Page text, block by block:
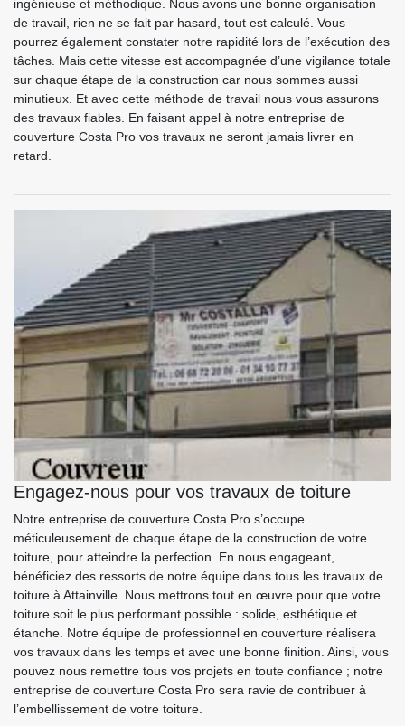
ingénieuse et méthodique. Nous avons une bonne organisation
de travail, rien ne se fait par hasard, tout est calculé. Vous
pourrez également constater notre rapidité lors de l’exécution des
tâches. Mais cette vitesse est accompagnée d’une vigilance totale
sur chaque étape de la construction car nous sommes aussi
minutieux. Et avec cette méthode de travail nous vous assurons
des travaux fiables. En faisant appel à notre entreprise de
couverture Costa Pro vos travaux ne seront jamais livrer en
retard.
Engagez-nous pour vos travaux de toiture
Notre entreprise de couverture Costa Pro s’occupe
méticuleusement de chaque étape de la construction de votre
toiture, pour atteindre la perfection. En nous engageant,
bénéficiez des ressorts de notre équipe dans tous les travaux de
toiture à Attainville. Nous mettrons tout en œuvre pour que votre
toiture soit le plus performant possible : solide, esthétique et
étanche. Notre équipe de professionnel en couverture réalisera
vos travaux dans les temps et avec une bonne finition. Ainsi, vous
pouvez nous remettre tous vos projets en toute confiance ; notre
entreprise de couverture Costa Pro sera ravie de contribuer à
l’embellissement de votre toiture.